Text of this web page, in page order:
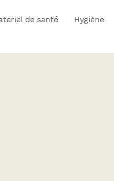
de santé Hygiène